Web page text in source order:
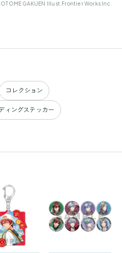
GAKUEN Illust.Frontier Works Inc.
コレクション
ィングステッカー